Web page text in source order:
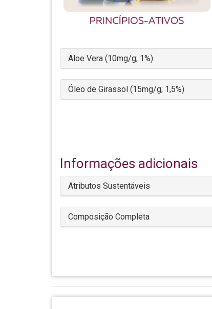
Aloe Vera (10mg/g; 1%)
Óleo de Girassol (15mg/g; 1,5%)
Informações adicionais
Atributos Sustentáveis
Composição Completa